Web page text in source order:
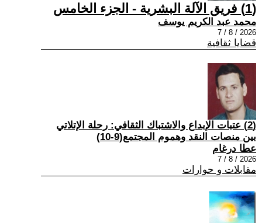
(1) فريق الآلة البشرية - الجزء الخامس
محمد عبد الكريم يوسف
2026 / 8 / 7
قضايا ثقافية
(2) عتبات الإبداع والاشتباك الثقافي: رحلة الإتلاتي
بين منصات النقد وهموم المجتمع(9-10)
عطا درغام
2026 / 8 / 7
مقابلات و حوارات